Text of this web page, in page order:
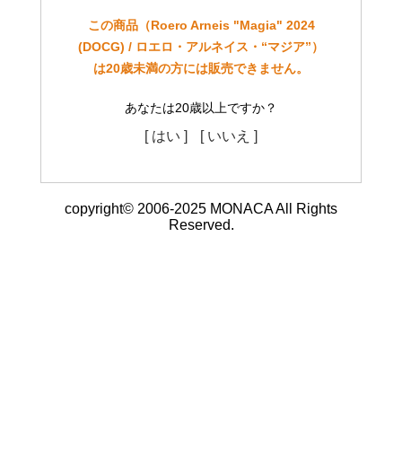
この商品（Roero Arneis "Magia" 2024
(DOCG) / ロエロ・アルネイス・“マジア”）
は20歳未満の方には販売できません。
あなたは20歳以上ですか？
[ はい ] [ いいえ ]
copyright© 2006-2025 MONACA All Rights
Reserved.